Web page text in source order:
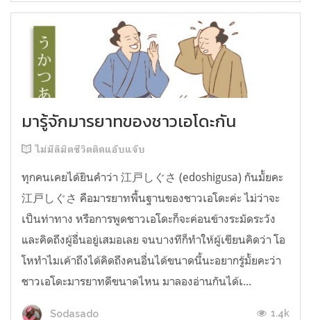
มารู้จักมารยาทของชาวเอโดะกัน
ไม่มีลิมิตชีวิตติดแอ๊บแจ๊บ
ทุกคนเคยได้ยินคำว่า 江戸しぐさ (edoshigusa) กันมั้ยคะ
江戸しぐさ คือมารยาทพื้นฐานของชาวเอโดะค่ะ ไม่ว่าจะ
เป็นท่าทาง หรือการพูดชาวเอโดะก็จะค่อนข้างระมัดระวัง
และคิดถึงผู้อื่นอยู่เสมอเลย จนบางทีก็ทำให้ผู้เขียนคิดว่า โอ
โหทำไมเค้าถึงได้คิดถึงคนอื่นได้ขนาดนี้นะอยากรู้มั้ยคะว่า
ชาวเอโดะมารยาทดีขนาดไหน มาลองอ่านกันได้เ...
Sodasado 1.4k